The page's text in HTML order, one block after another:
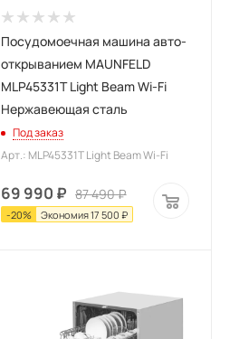
Посудомоечная машина авто-
открыванием MAUNFELD
MLP45331T Light Beam Wi-Fi
Нержавеющая сталь
Под заказ
Арт.: MLP45331T Light Beam Wi-Fi
69 990 ₽ 87 490₽
-20% Экономия17 500 ₽